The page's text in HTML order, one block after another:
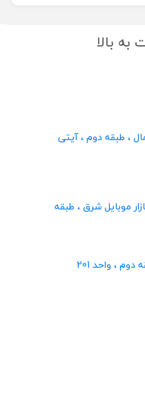
به بالا
مگامال ، طبقه دوم ، آیتی
موبایل شرق ، طبقه
، واحد 201